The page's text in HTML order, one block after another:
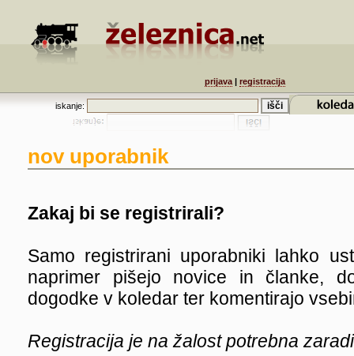
prijava | registracija
iskanje:
nov uporabnik
Zakaj bi se registrirali?
Samo registrirani uporabniki lahko
naprimer pišejo novice in članke,
dogodke v koledar ter komentirajo
Registracija je na žalost potrebna